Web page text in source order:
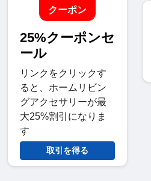
クーポン
25%クーポンセ
ール
リンクをクリックす
ると、ホームリビン
グアクセサリーが最
大25%割引になりま
す
取引を得る